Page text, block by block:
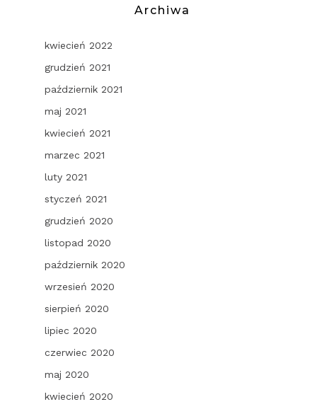
Archiwa
kwiecień 2022
grudzień 2021
październik 2021
maj 2021
kwiecień 2021
marzec 2021
luty 2021
styczeń 2021
grudzień 2020
listopad 2020
październik 2020
wrzesień 2020
sierpień 2020
lipiec 2020
czerwiec 2020
maj 2020
kwiecień 2020